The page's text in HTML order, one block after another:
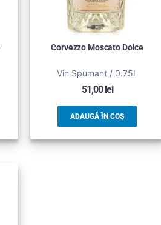
Corvezzo Moscato Dolce
Vin Spumant / 0.75L
51,00lei
ADAUGĂ ÎN COȘ